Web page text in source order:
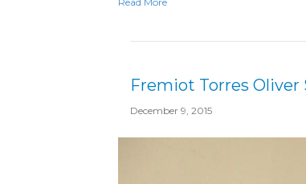
Fremiot Torres Oliver
December 9, 2015